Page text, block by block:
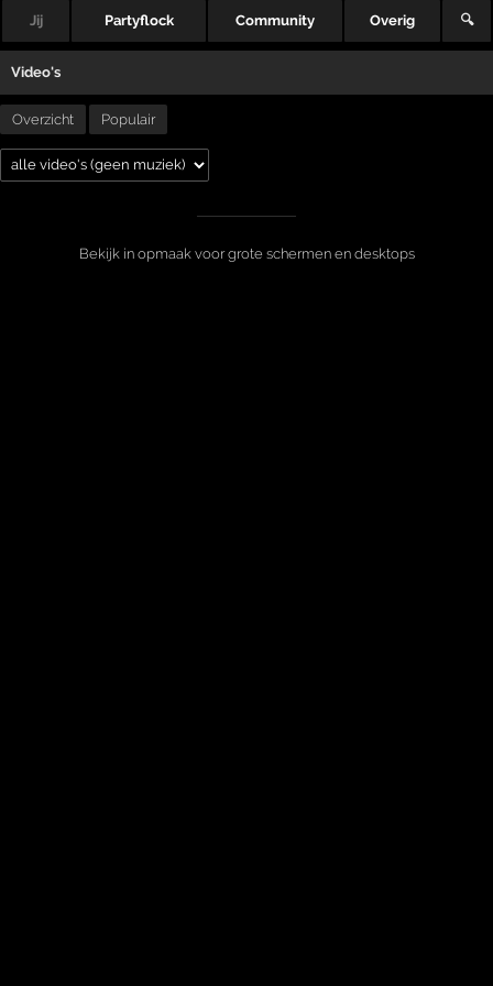
Jij Partyflock Community Overig 🔍
Video's
Overzicht Populair
Bekijk in opmaak voor grote schermen en desktops